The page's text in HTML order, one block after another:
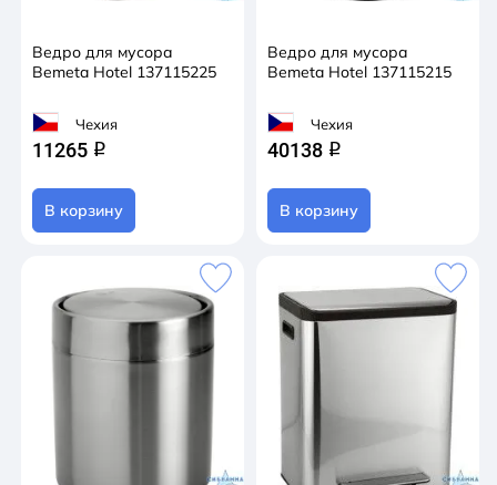
Ведро для мусора
Bemeta Hotel 137115225
Чехия
11265 q
В корзину
Ведро для мусора
Bemeta Hotel 137115215
Чехия
40138 q
В корзину